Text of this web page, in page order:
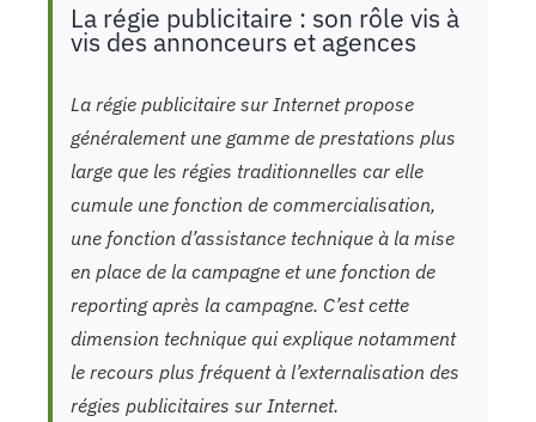
La régie publicitaire : son rôle vis à
vis des annonceurs et agences
La régie publicitaire sur Internet propose
généralement une gamme de prestations plus
large que les régies traditionnelles car elle
cumule une fonction de commercialisation,
une fonction d’assistance technique à la mise
en place de la campagne et une fonction de
reporting après la campagne. C’est cette
dimension technique qui explique notamment
le recours plus fréquent à l’externalisation des
régies publicitaires sur Internet.